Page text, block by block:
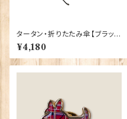
タータン・折りたたみ傘【ブラック
ウォッチ】Glen Appin of Scotl
and 90347
¥4,180